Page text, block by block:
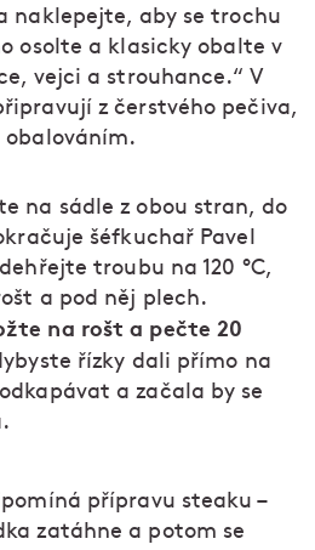
naklepejte, aby se trochu
osolte a klasicky obalte v
vejci a strouhance.“ V
z čerstvého pečiva,
obalováním.
na sádle z obou stran, do
šéfkuchař Pavel
troubu na 120 °C,
a pod něj plech.
na rošt a pečte 20
řízky dali přímo na
a začala by se
přípravu steaku –
zatáhne a potom se